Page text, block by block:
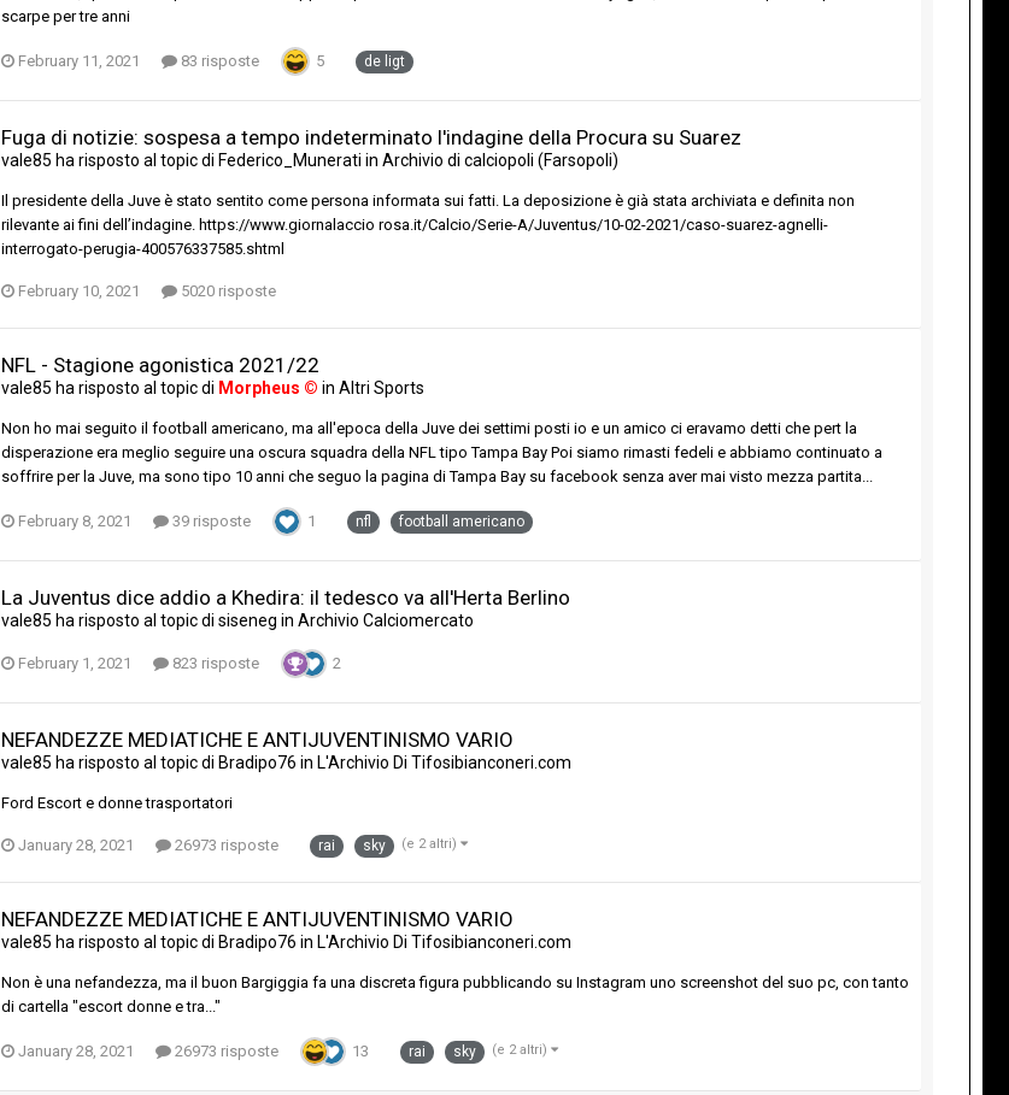
scarpe per tre anni
February 11, 2021 83 risposte 5 de ligt
Fuga di notizie: sospesa a tempo indeterminato l'indagine della Procura su Suarez
vale85 ha risposto al topic di Federico_Munerati in Archivio di calciopoli (Farsopoli)
Il presidente della Juve è stato sentito come persona informata sui fatti. La deposizione è già stata archiviata e definita non
rilevante ai fini dell’indagine. https://www.giornalaccio rosa.it/Calcio/Serie-A/Juventus/10-02-2021/caso-suarez-agnelli-
interrogato-perugia-400576337585.shtml
February 10, 2021 5020 risposte
NFL - Stagione agonistica 2021/22
vale85 ha risposto al topic di Morpheus © in Altri Sports
Non ho mai seguito il football americano, ma all'epoca della Juve dei settimi posti io e un amico ci eravamo detti che pert la
disperazione era meglio seguire una oscura squadra della NFL tipo Tampa Bay Poi siamo rimasti fedeli e abbiamo continuato a
soffrire per la Juve, ma sono tipo 10 anni che seguo la pagina di Tampa Bay su facebook senza aver mai visto mezza partita...
February 8, 2021 39 risposte 1 nfl football americano
La Juventus dice addio a Khedira: il tedesco va all'Herta Berlino
vale85 ha risposto al topic di siseneg in Archivio Calciomercato
February 1, 2021 823 risposte 2
NEFANDEZZE MEDIATICHE E ANTIJUVENTINISMO VARIO
vale85 ha risposto al topic di Bradipo76 in L'Archivio Di Tifosibianconeri.com
Ford Escort e donne trasportatori
January 28, 2021 26973 risposte rai sky (e 2 altri)
NEFANDEZZE MEDIATICHE E ANTIJUVENTINISMO VARIO
vale85 ha risposto al topic di Bradipo76 in L'Archivio Di Tifosibianconeri.com
Non è una nefandezza, ma il buon Bargiggia fa una discreta figura pubblicando su Instagram uno screenshot del suo pc, con tanto
di cartella "escort donne e tra..."
January 28, 2021 26973 risposte 13 rai sky (e 2 altri)